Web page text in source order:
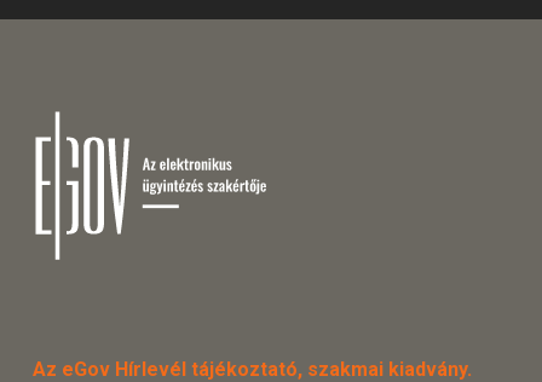
Az eGov Hírlevél tájékoztató, szakmai kiadvány.